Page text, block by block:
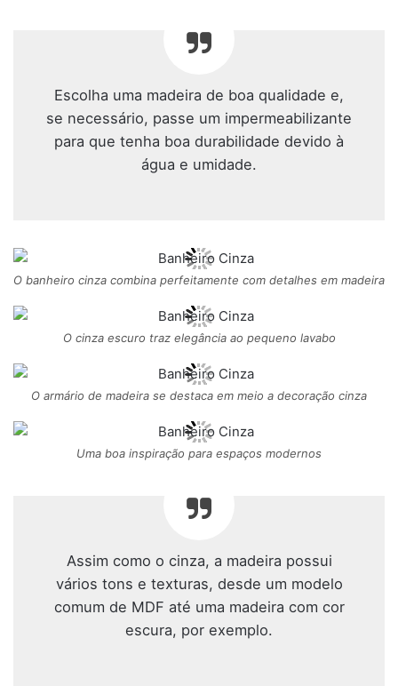
Escolha uma madeira de boa qualidade e,
se necessário, passe um impermeabilizante
para que tenha boa durabilidade devido à
água e umidade.
O banheiro cinza combina perfeitamente com detalhes em madeira
O cinza escuro traz elegância ao pequeno lavabo
O armário de madeira se destaca em meio a decoração cinza
Uma boa inspiração para espaços modernos
Assim como o cinza, a madeira possui
vários tons e texturas, desde um modelo
comum de MDF até uma madeira com cor
escura, por exemplo.